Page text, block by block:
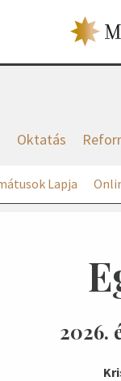
Oktatás
Lapja
2026.